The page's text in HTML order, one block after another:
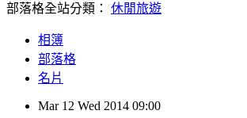
部落格全站分類： 休閒旅遊
相簿
部落格
名片
Mar 12 Wed 2014 09:00